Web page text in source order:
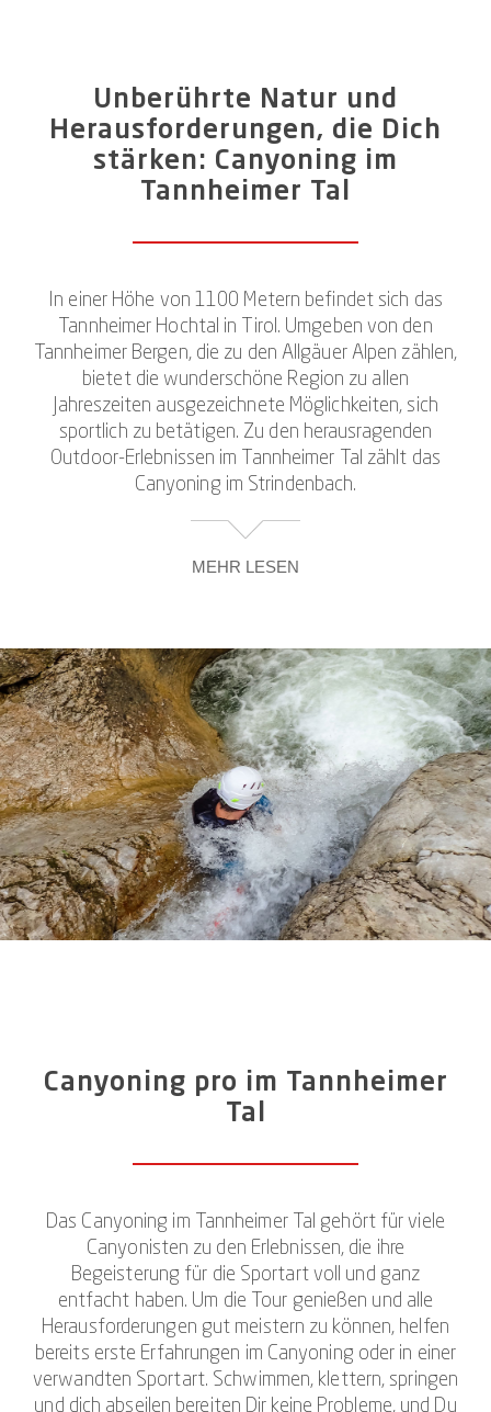
Unberührte Natur und
Herausforderungen, die Dich
stärken: Canyoning im
Tannheimer Tal
In einer Höhe von 1100 Metern befindet sich das
Tannheimer Hochtal in Tirol. Umgeben von den
Tannheimer Bergen, die zu den Allgäuer Alpen zählen,
bietet die wunderschöne Region zu allen
Jahreszeiten ausgezeichnete Möglichkeiten, sich
sportlich zu betätigen. Zu den herausragenden
Outdoor-Erlebnissen im Tannheimer Tal zählt das
Canyoning im Strindenbach.
MEHR LESEN
Canyoning im Tannheimer Tal beginnt an einer
besonders aufregenden, da 25 Meter langen
Abseilstelle. Unten angekommen hast Du Dein erstes
Abenteuer auf dieser spannenden Tour bereits
gemeistert. Und Du wirst begeistert sein, wohin es
Dich führt und welche Überraschungen und
Herausforderungen noch auf Dich warten.
Canyoning ist eine Sportart, bei der wir den von
Wasserläufen geformten Schluchten folgen und uns
ganz auf die Elemente der Natur einlassen. Tiefe
anmutende Durchgänge verlangen, dass wir uns
Schritt um Schritt durch sie hindurchtasten.
Beim Canyoning im Tannheimer Tal wirst Du all dies
anschließend auf ein Outdoor-Erlebnis zurück, dass
Dir so keine andere Sportart bieten kann.
Canyoning pro im Tannheimer
Tal
Das Canyoning im Tannheimer Tal gehört für viele
Canyonisten zu den Erlebnissen, die ihre
Begeisterung für die Sportart voll und ganz
entfacht haben. Um die Tour genießen und alle
Herausforderungen gut meistern zu können, helfen
bereits erste Erfahrungen im Canyoning oder in einer
verwandten Sportart. Schwimmen, klettern, springen
und dich abseilen bereiten Dir keine Probleme, und Du